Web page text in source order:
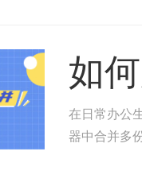
如
在日常办公
器中合并多